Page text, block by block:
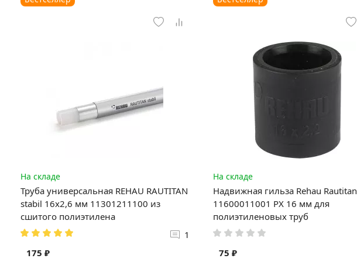
На складе
Труба универсальная REHAU RAUTITAN
stabil 16х2,6 мм 11301211100 из
сшитого полиэтилена
1
175 ₽
На складе
Надвижная гильза Rehau Rautitan
11600011001 PX 16 мм для
полиэтиленовых труб
75 ₽